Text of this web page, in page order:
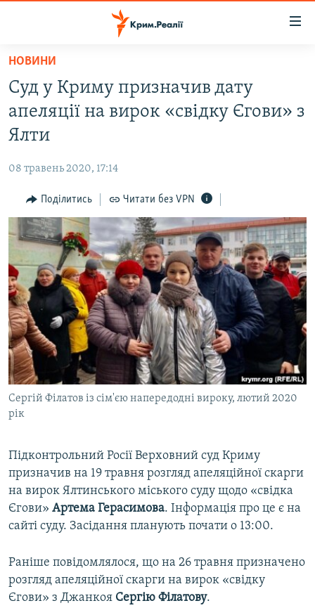
Перейти
основного
матеріалу
Перейти
до
основної
навігації
Перейти
до
пошуку
ВОДА.КРИМ
ВІДЕО ТА ФОТО
БЛОГИ
ПОГЛЯД
ІНТЕРВ'Ю
ВСЕ ЗА ДЕНЬ
СПЕЦПРОЕКТИ
ДЕПОРТАЦІЯ
ВІДЕОУРОКИ «ELIFBE»
СВІДЧЕННЯ ОКУПАЦІЇ
УКРАЇНСЬКА ПРОБЛЕМА КРИМУ
ІНФОГРАФІКА
ЯК ОБІЙТИ БЛОКУВАННЯ
Русский
Qırımtatar
ДОЛУЧАЙСЯ!
Усі сайти RFE/RL
НОВИНИ
Суд у Криму призначив дату
апеляції на вирок «свідку Єгови» з
Ялти
08 травень 2020, 17:14
Поділитись Читати без VPN
Сергій Філатов із сім'єю напередодні вироку, лютий 2020
рік
Підконтрольний Росії Верховний суд Криму
призначив на 19 травня розгляд апеляційної скарги
на вирок Ялтинського міського суду щодо «свідка
Єгови» Артема Герасимова. Інформація про це є на
сайті суду. Засідання планують почати о 13:00.
Раніше повідомлялося, що на 26 травня призначено
розгляд апеляційної скарги на вирок «свідку
Єгови» з Джанкоя Сергію Філатову.